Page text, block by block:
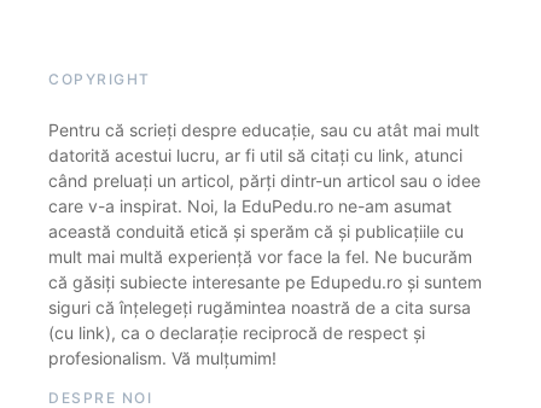
COPYRIGHT
Pentru că scrieți despre educație, sau cu atât mai mult
datorită acestui lucru, ar fi util să citați cu link, atunci
când preluați un articol, părți dintr-un articol sau o idee
care v-a inspirat. Noi, la EduPedu.ro ne-am asumat
această conduită etică și sperăm că și publicațiile cu
mult mai multă experiență vor face la fel. Ne bucurăm
că găsiți subiecte interesante pe Edupedu.ro și suntem
siguri că înțelegeți rugămintea noastră de a cita sursa
(cu link), ca o declarație reciprocă de respect și
profesionalism. Vă mulțumim!
DESPRE NOI